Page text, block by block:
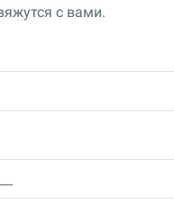
с вами.